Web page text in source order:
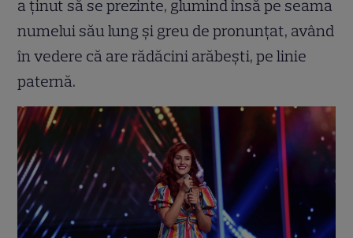
a ținut să se prezinte, glumind însă pe seama
numelui său lung și greu de pronunțat, având
în vedere că are rădăcini arăbești, pe linie
paternă.